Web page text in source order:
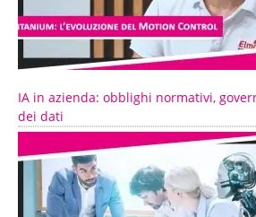
IA in azienda: obblighi normativi,
dei dati